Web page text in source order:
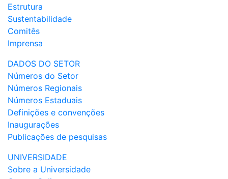
Estrutura
Sustentabilidade
Comitês
Imprensa
DADOS DO SETOR
Números do Setor
Números Regionais
Números Estaduais
Definições e convenções
Inaugurações
Publicações de pesquisas
UNIVERSIDADE
Sobre a Universidade